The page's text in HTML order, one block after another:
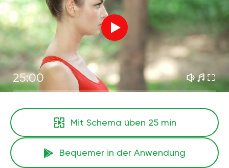
25:00
Mit Schema üben 25 min
Bequemer in der Anwendung